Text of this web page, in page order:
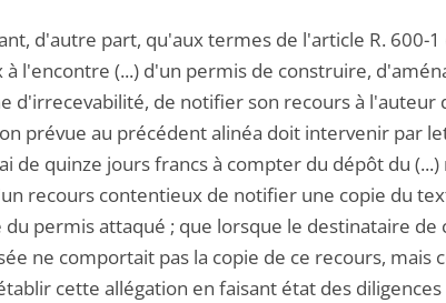
d'autre part, qu'aux termes de l'article R. 600-
l'encontre (...) d'un permis de construire,
d'irrecevabilité, de notifier son recours à l'auteur
prévue au précédent alinéa doit intervenir par
de quinze jours francs à compter du dépôt du
recours contentieux de notifier une copie du
du permis attaqué ; que lorsque le destinataire
ne comportait pas la copie de ce recours,
cette allégation en faisant état des